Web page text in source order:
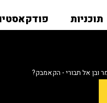
תוכניות
ובן אל תבורי - הקאמבק?